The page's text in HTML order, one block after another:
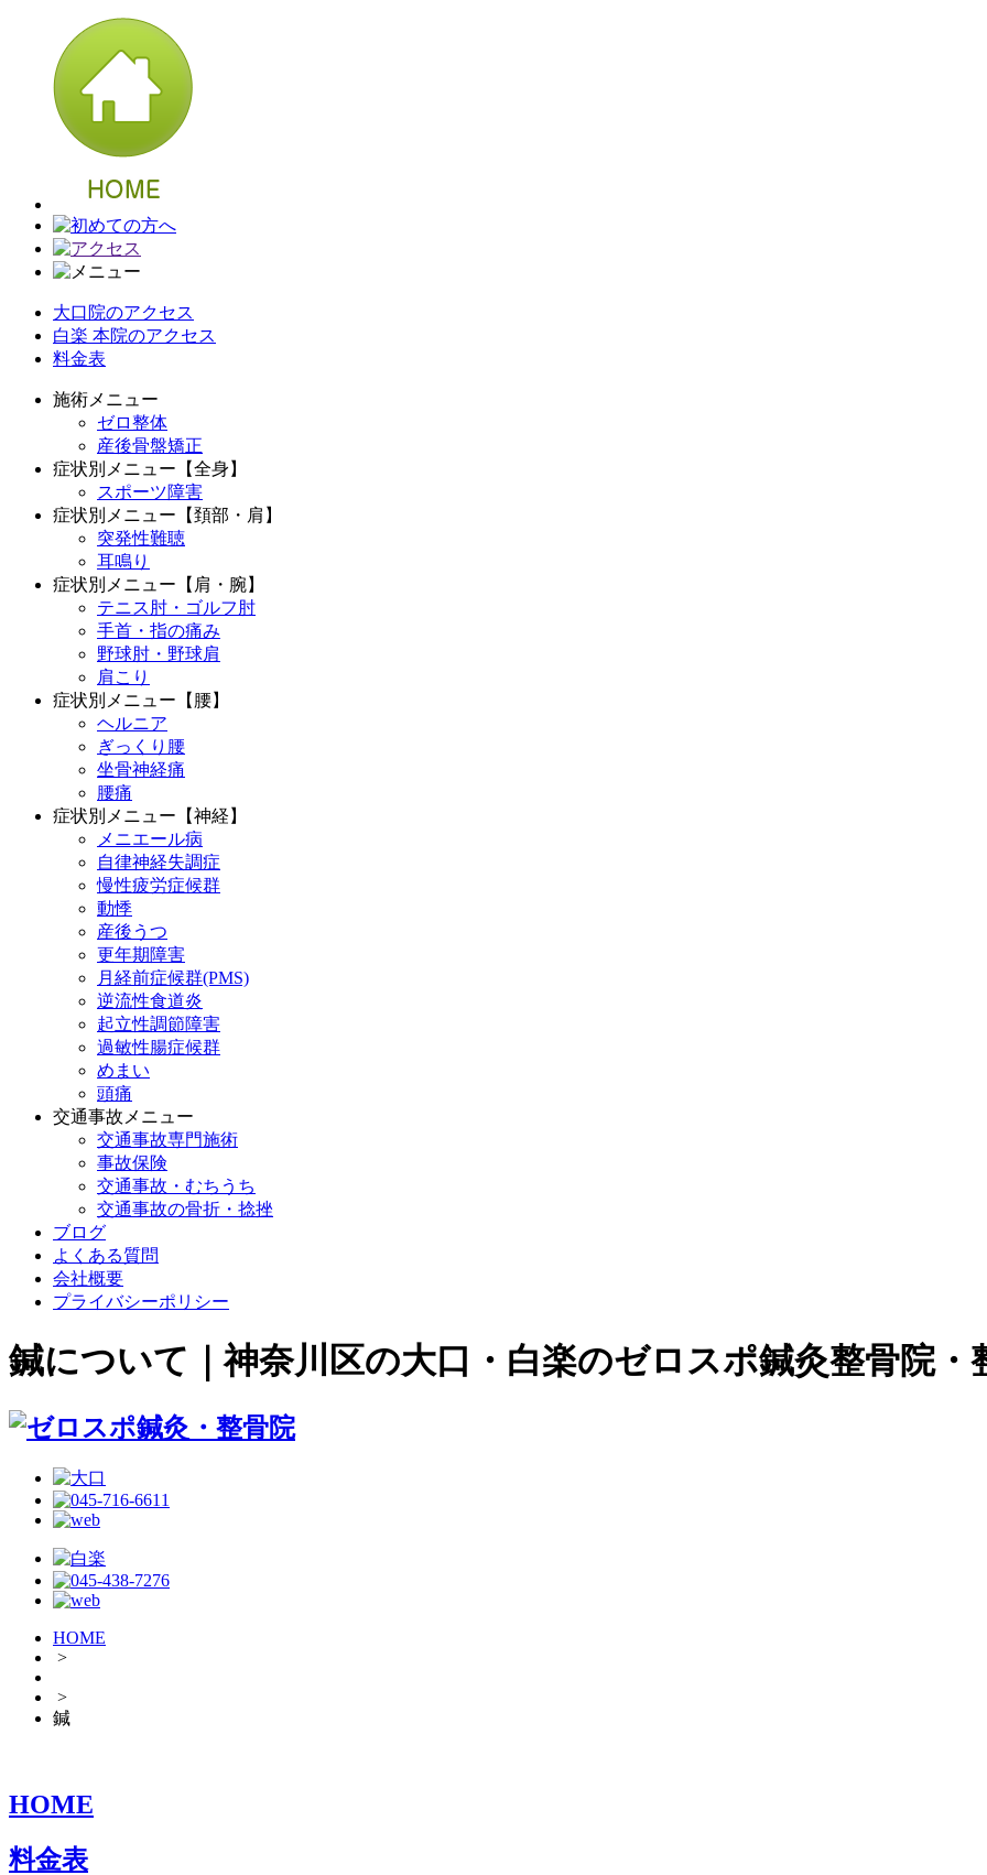
大口院のアクセス
白楽 本院のアクセス
料金表
施術メニュー
ゼロ整体
産後骨盤矯正
症状別メニュー【全身】
スポーツ障害
症状別メニュー【頚部・肩】
突発性難聴
耳鳴り
症状別メニュー【肩・腕】
テニス肘・ゴルフ肘
手首・指の痛み
野球肘・野球肩
肩こり
症状別メニュー【腰】
ヘルニア
ぎっくり腰
坐骨神経痛
腰痛
症状別メニュー【神経】
メニエール病
自律神経失調症
慢性疲労症候群
動悸
産後うつ
更年期障害
月経前症候群(PMS)
逆流性食道炎
起立性調節障害
過敏性腸症候群
めまい
頭痛
交通事故メニュー
交通事故専門施術
事故保険
交通事故・むちうち
交通事故の骨折・捻挫
ブログ
よくある質問
会社概要
プライバシーポリシー
鍼について｜神奈川区の大口・白楽のゼロスポ鍼灸整骨院・
HOME
>
>
鍼
HOME
料金表